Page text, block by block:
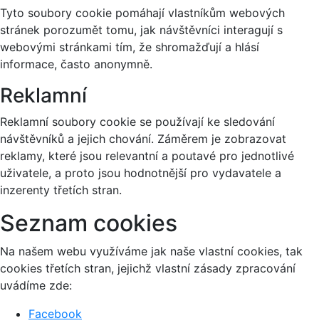
Tyto soubory cookie pomáhají vlastníkům webových
stránek porozumět tomu, jak návštěvníci interagují s
webovými stránkami tím, že shromažďují a hlásí
informace, často anonymně.
Reklamní
Reklamní soubory cookie se používají ke sledování
návštěvníků a jejich chování. Záměrem je zobrazovat
reklamy, které jsou relevantní a poutavé pro jednotlivé
uživatele, a proto jsou hodnotnější pro vydavatele a
inzerenty třetích stran.
Seznam cookies
Na našem webu využíváme jak naše vlastní cookies, tak
cookies třetích stran, jejichž vlastní zásady zpracování
uvádíme zde:
Facebook